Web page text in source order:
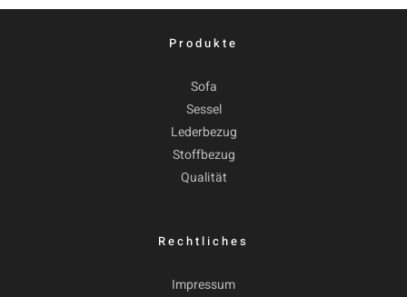
Produkte
Sofa
Sessel
Lederbezug
Stoffbezug
Qualität
Rechtliches
Impressum